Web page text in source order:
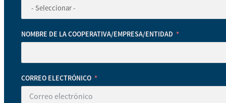
NOMBRE DE LA COOPERATIVA/EMPRESA/ENTIDAD
CORREO ELECTRÓNICO